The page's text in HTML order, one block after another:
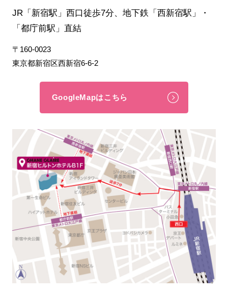
JR「新宿駅」西口徒歩7分、地下鉄「西新宿駅」・
「都庁前駅」直結
〒160-0023
東京都新宿区西新宿6-6-2
GoogleMapはこちら